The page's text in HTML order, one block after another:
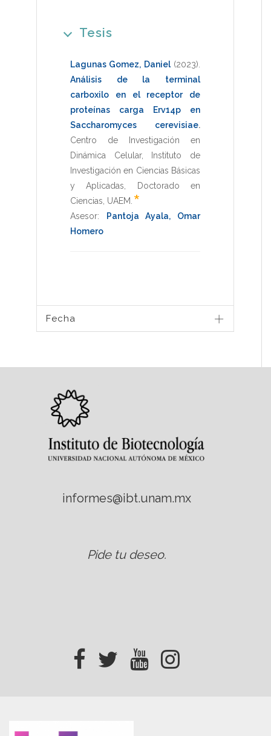
Tesis
Lagunas Gomez, Daniel (2023)
Análisis de la terminal
carboxilo en el receptor de
proteínas carga Erv14p en
Saccharomyces cerevisiae.
Centro de Investigación en
Dinámica Celular, Instituto de
Investigación en Ciencias Básicas
y Aplicadas
Doctorado en
Ciencias UAEM *
Asesor: Pantoja Ayala, Omar
Homero
Fecha
informes@ibt.unam.mx
Pide tu deseo.